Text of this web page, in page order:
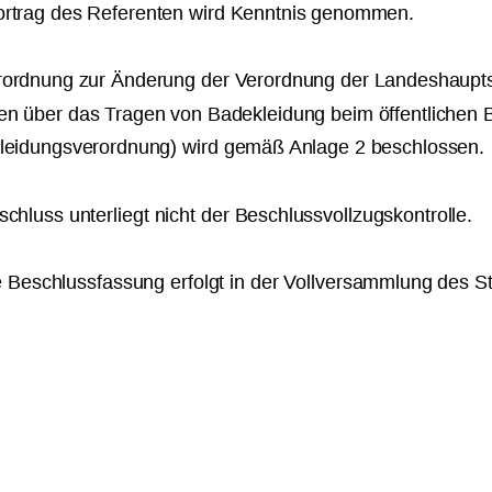
des Referenten wird Kenntnis genommen.
zur Änderung der Verordnung der
über das Tragen von Badekleidung beim öffentlichen
wird gemäß Anlage 2 beschlossen.
unterliegt nicht der Beschlussvollzugskontrolle.
Beschlussfassung erfolgt in der Vollversammlung des